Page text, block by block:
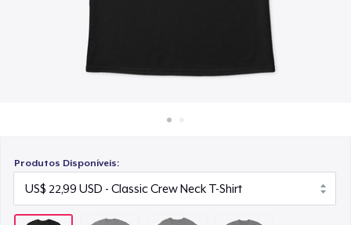
Produtos Disponíveis: